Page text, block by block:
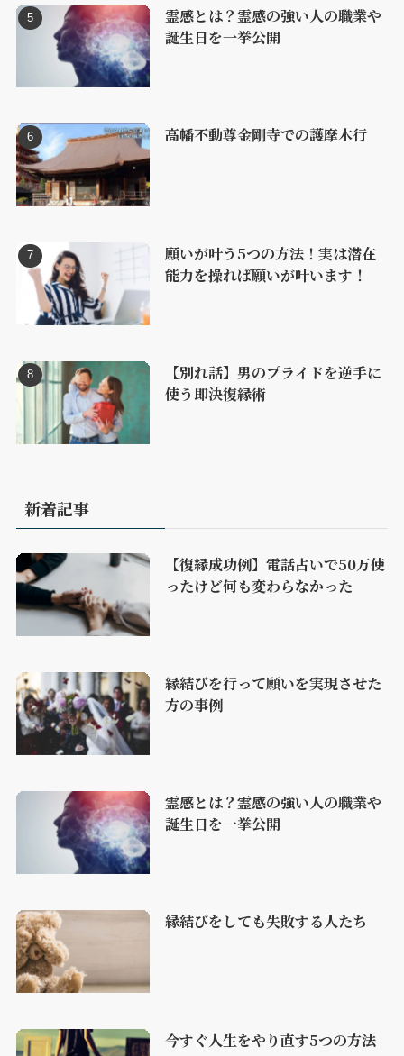
霊感とは？霊感の強い人の職業や
誕生日を一挙公開
高幡不動尊金剛寺での護摩木行
願いが叶う5つの方法！実は潜在
能力を操れば願いが叶います！
【別れ話】男のプライドを逆手に
使う即決復縁術
新着記事
【復縁成功例】電話占いで50万使
ったけど何も変わらなかった
縁結びを行って願いを実現させた
方の事例
霊感とは？霊感の強い人の職業や
誕生日を一挙公開
縁結びをしても失敗する人たち
今すぐ人生をやり直す5つの方法